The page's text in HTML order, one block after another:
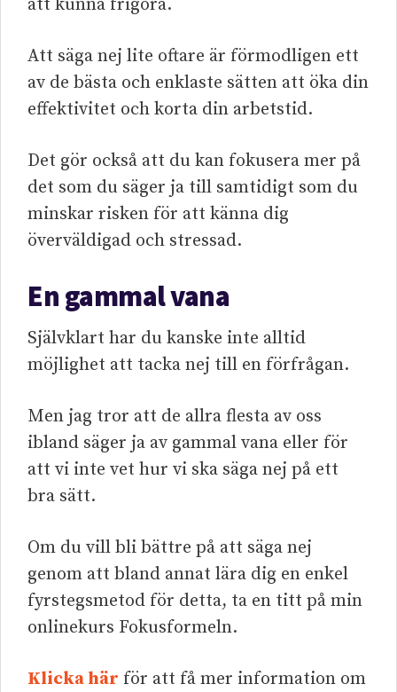
att kunna frigöra.
Att säga nej lite oftare är förmodligen ett
av de bästa och enklaste sätten att öka din
effektivitet och korta din arbetstid.
Det gör också att du kan fokusera mer på
det som du säger ja till samtidigt som du
minskar risken för att känna dig
överväldigad och stressad.
En gammal vana
Självklart har du kanske inte alltid
möjlighet att tacka nej till en förfrågan.
Men jag tror att de allra flesta av oss
ibland säger ja av gammal vana eller för
att vi inte vet hur vi ska säga nej på ett
bra sätt.
Om du vill bli bättre på att säga nej
genom att bland annat lära dig en enkel
fyrstegsmetod för detta, ta en titt på min
onlinekurs Fokusformeln.
Klicka här för att få mer information om